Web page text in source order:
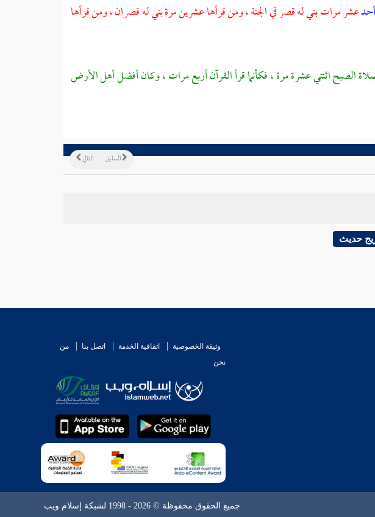
عشر مرات بني له قصر في الجنة ، ومن قرأها عشرين مرة بني له قصران ، ومن قرأها
الصبح اثنتي عشرة مرة ، فكأنما قرأ القرآن أربع مرات ، وكان أفضل أهل الأرض
التالي السابق
حديث
وثيقة الخصوصية اتفاقية الخدمة اتصل بنا
من
نحن
جميع الحقوق محفوظة © 2026 - 1998 لشبكة إسلام ويب